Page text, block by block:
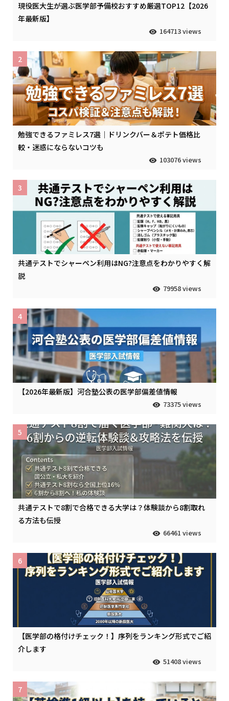
現役医大生が選ぶ医学部予備校おすすめ厳選TOP12【2026
年最新版】
164713 views
勉強できるファミレス7選｜ドリンクバー＆ポテト価格比
較・迷惑にならないコツも
103076 views
2
共通テストでシャーペン利用はNG?注意点をわかりやすく解
説
79958 views
3
【2026年最新版】河合塾公表の医学部偏差値情報
73375 views
4
共通テストで8割で合格できる大学は？体験談から8割取れ
る方法も伝授
66461 views
5
【医学部の格付けチェック！】序列をランキング形式でご紹
介します
51408 views
6
7